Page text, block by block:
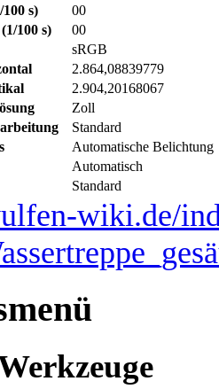
s)
00
100 s)
00
sRGB
2.864,08839779
2.904,20168067
Zoll
Standard
Automatische Belichtung
Automatisch
Standard
wiki.de/